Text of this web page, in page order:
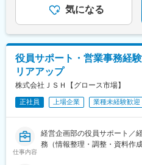
気になる
役員サポート・営業事務経
リアアップ
株式会社ＪＳＨ【グロース市場】
正社員 上場企業 業種未経験歓迎
仕事内容
経営企画部の役員サポート／
務（情報整理・調整・資料作